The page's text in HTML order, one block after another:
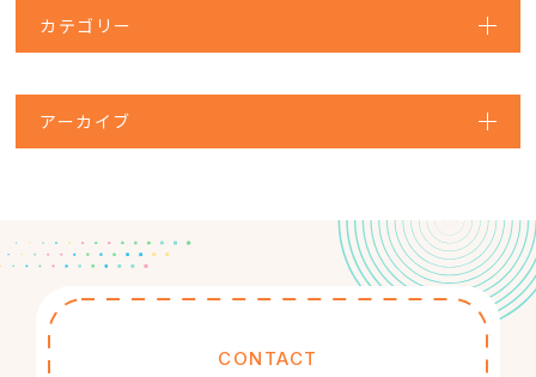
カテゴリー
アーカイブ
CONTACT